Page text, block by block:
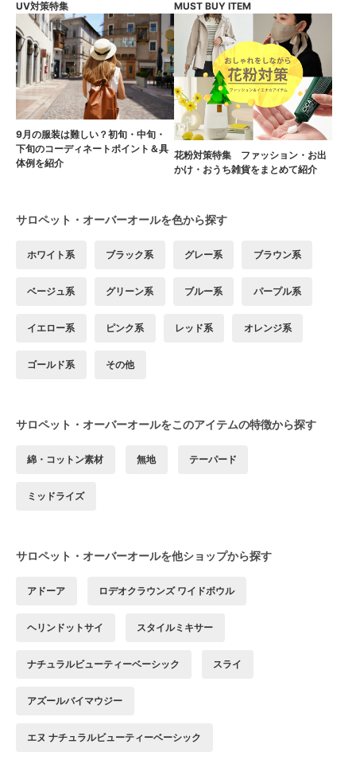
UV対策特集 MUST BUY ITEM
9月の服装は難しい？初旬・中旬・
下旬のコーディネートポイント＆具
体例を紹介
花粉対策特集 ファッション・お出
かけ・おうち雑貨をまとめて紹介
サロペット・オーバーオールを色から探す
ホワイト系 ブラック系 グレー系 ブラウン系
ベージュ系 グリーン系 ブルー系 パープル系
イエロー系 ピンク系 レッド系 オレンジ系
ゴールド系 その他
サロペット・オーバーオールをこのアイテムの特徴から探す
綿・コットン素材 無地 テーパード
ミッドライズ
サロペット・オーバーオールを他ショップから探す
アドーア ロデオクラウンズ ワイドボウル
ヘリンドットサイ スタイルミキサー
ナチュラルビューティーベーシック スライ
アズールバイマウジー
エヌ ナチュラルビューティーベーシック